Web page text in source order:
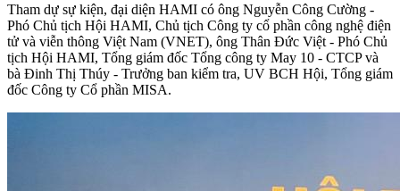
Tham dự sự kiện, đại diện HAMI có ông Nguyễn Công Cường -
Phó Chủ tịch Hội HAMI, Chủ tịch Công ty cổ phần công nghệ điện
tử và viễn thông Việt Nam (VNET), ông Thân Đức Việt - Phó Chủ
tịch Hội HAMI, Tổng giám đốc Tổng công ty May 10 - CTCP và
bà Đinh Thị Thúy - Trưởng ban kiểm tra, UV BCH Hội, Tổng giám
đốc Công ty Cổ phần MISA.